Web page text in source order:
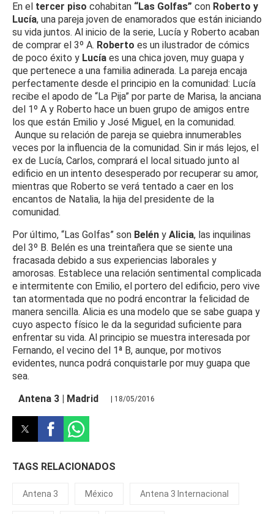
En el tercer piso cohabitan “Las Golfas” con Roberto y
Lucía, una pareja joven de enamorados que están iniciando
su vida juntos. Al inicio de la serie, Lucía y Roberto acaban
de comprar el 3º A. Roberto es un ilustrador de cómics
de poco éxito y Lucía es una chica joven, muy guapa y
que pertenece a una familia adinerada. La pareja encaja
perfectamente desde el principio en la comunidad: Lucía
recibe el apodo de “La Pija” por parte de Marisa, la anciana
del 1º A y Roberto hace un buen grupo de amigos entre
los que están Emilio y José Miguel, en la comunidad.
Aunque su relación de pareja se quiebra innumerables
veces por la influencia de la comunidad. Sin ir más lejos, el
ex de Lucía, Carlos, comprará el local situado junto al
edificio en un intento desesperado por recuperar su amor,
mientras que Roberto se verá tentado a caer en los
encantos de Natalia, la hija del presidente de la
comunidad.
Por último, “Las Golfas” son Belén y Alicia, las inquilinas
del 3º B. Belén es una treintañera que se siente una
fracasada debido a sus experiencias laborales y
amorosas. Establece una relación sentimental complicada
e intermitente con Emilio, el portero del edificio, pero vive
tan atormentada que no podrá encontrar la felicidad de
manera sencilla. Alicia es una modelo que se sabe guapa y
cuyo aspecto físico le da la seguridad suficiente para
enfrentar su vida. Al principio se muestra interesada por
Fernando, el vecino del 1ª B, aunque, por motivos
evidentes, nunca podrá conquistarle por muy guapa que
sea.
Antena 3 | Madrid
| 18/05/2016
TAGS RELACIONADOS
Antena 3 México Antena 3 Internacional